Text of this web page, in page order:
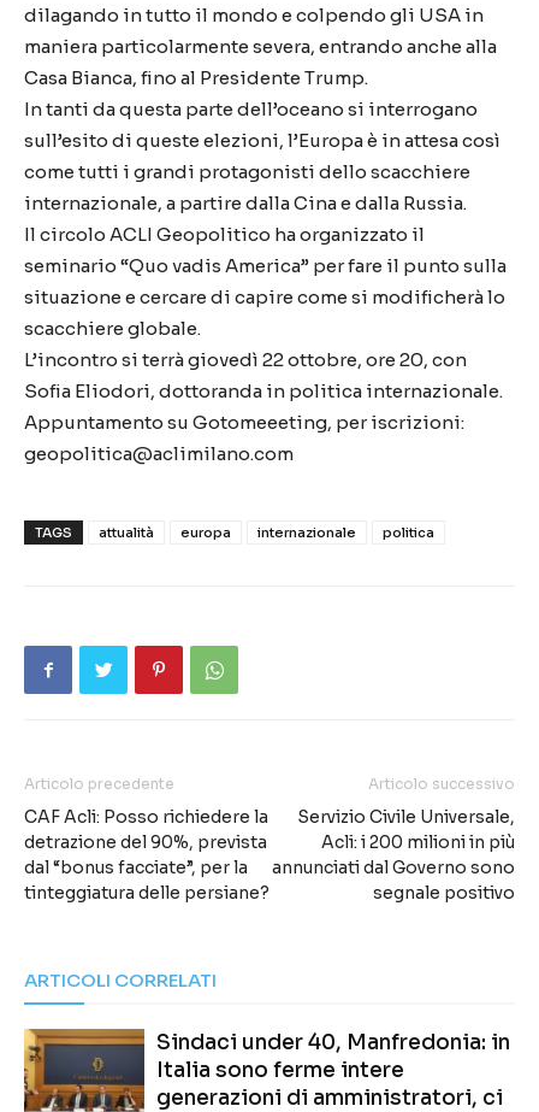
dilagando in tutto il mondo e colpendo gli USA in
maniera particolarmente severa, entrando anche alla
Casa Bianca, fino al Presidente Trump.
In tanti da questa parte dell’oceano si interrogano
sull’esito di queste elezioni, l’Europa è in attesa così
come tutti i grandi protagonisti dello scacchiere
internazionale, a partire dalla Cina e dalla Russia.
Il circolo ACLI Geopolitico ha organizzato il
seminario “Quo vadis America” per fare il punto sulla
situazione e cercare di capire come si modificherà lo
scacchiere globale.
L’incontro si terrà giovedì 22 ottobre, ore 20, con
Sofia Eliodori, dottoranda in politica internazionale.
Appuntamento su Gotomeeeting, per iscrizioni:
geopolitica@aclimilano.com
TAGS attualità europa internazionale politica
Articolo precedente
CAF Acli: Posso richiedere la
detrazione del 90%, prevista
dal “bonus facciate”, per la
tinteggiatura delle persiane?
Articolo successivo
Servizio Civile Universale,
Acli: i 200 milioni in più
annunciati dal Governo sono
segnale positivo
ARTICOLI CORRELATI
Sindaci under 40, Manfredonia: in
Italia sono ferme intere
generazioni di amministratori, ci